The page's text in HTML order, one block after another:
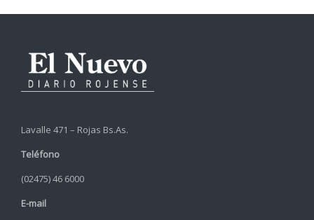
Lavalle 471 – Rojas Bs.As.
Teléfono
(02475) 46 6000
E-mail